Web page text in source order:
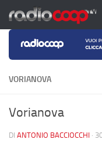
Salta al contenuto
VORIANOVA
Vorianova
DI ANTONIO BACCIOCCHI ·